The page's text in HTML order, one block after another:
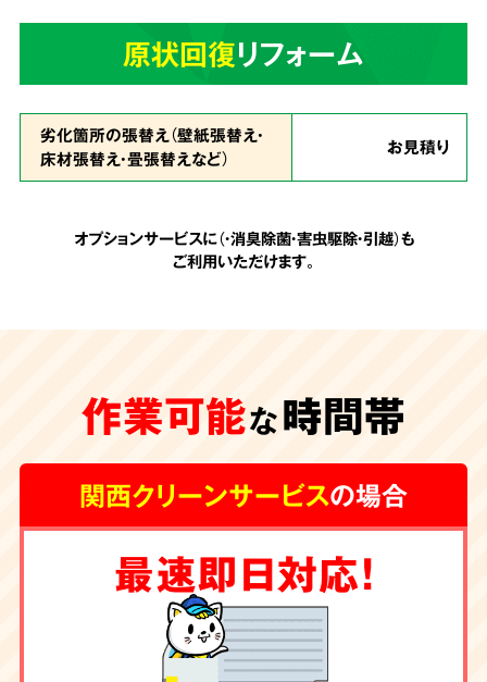
のが難しいという状態でも作業致します。
まで積み上げられたゴミも、虫の湧いたゴミも
追加費用は一切なし
一切なし
関西クリーンサービスの会計は非常にシンプル
です。お見積りの際に、わかりやすい内訳で提
示させて頂く料金が全てです。お客様の承諾の
ない勝手な追加費用は一切頂きません。
原状回復リフォーム
劣化箇所の張替え（壁紙張替え・
床材張替え・畳張替えなど）
お見積り
オプションサービスに（・消臭除菌・害虫駆除・引越）も
ご利用いただけます。
作業可能な時間帯
関西クリーンサービスの場合
最速即日対応！